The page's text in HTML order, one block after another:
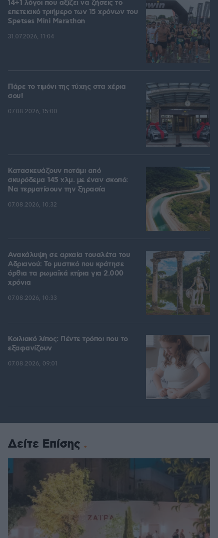
14+1 λόγοι που αξίζει να ζήσεις το
επετειακό τριήμερο των 15 χρόνων του
Spetses Mini Marathon
31.07.2026, 11:04
Πάρε το τιμόνι της τύχης στα χέρια
σου!
07.08.2026, 15:00
Κατασκευάζουν ποτάμι από
σκυρόδεμα 145 χλμ. με έναν σκοπό:
Να τερματίσουν την ξηρασία
07.08.2026, 10:32
Ανακάλυψη σε αρχαία τουαλέτα του
Αδριανού: Το μυστικό που κράτησε
όρθια τα ρωμαϊκά κτίρια για 2.000
χρόνια
07.08.2026, 10:33
Κοιλιακό λίπος: Πέντε τρόποι που το
εξαφανίζουν
07.08.2026, 09:01
Δείτε Επίσης